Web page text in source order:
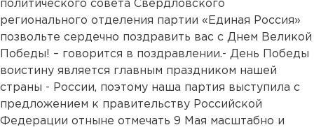
политического совета Свердловского
регионального отделения партии «Единая Россия»
позвольте сердечно поздравить вас с Днем Великой
Победы! – говорится в поздравлении.- День Победы
воистину является главным праздником нашей
страны - России, поэтому наша партия выступила с
предложением к правительству Российской
Федерации отныне отмечать 9 Мая масштабно и